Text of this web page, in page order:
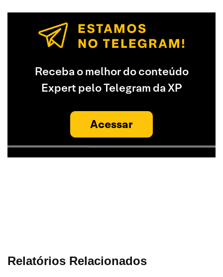
Receba o melhor do conteúdo
Expert pelo Telegram da XP
Acessar
Relatórios Relacionados